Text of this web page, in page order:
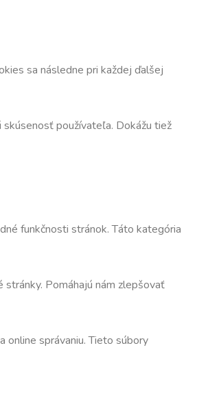
sa následne pri každej ďalšej
skúsenosť používateľa. Dokážu tiež
funkčnosti stránok. Táto kategória
Pomáhajú nám zlepšovať
online správaniu. Tieto súbory